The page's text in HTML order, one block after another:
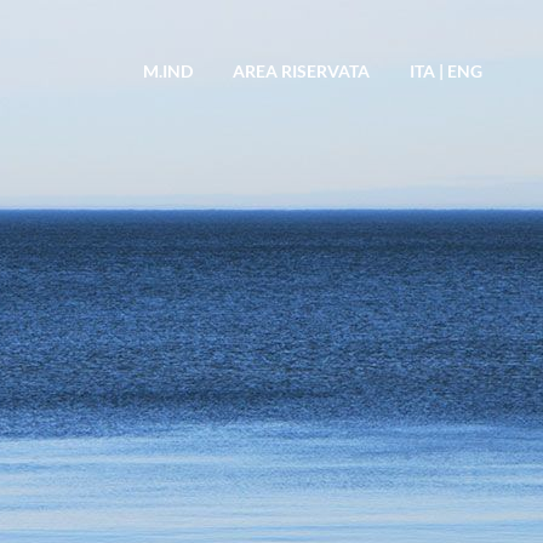
M.IND AREA RISERVATA ITA | ENG